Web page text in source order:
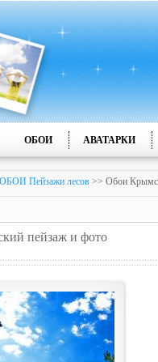
ОБОИ АВАТАРКИ
ОБОИ Пейзажи лесов >> Обои
пейзаж и фото